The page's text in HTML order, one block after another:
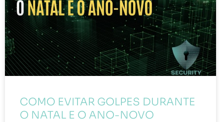
COMO EVITAR GOLPES DURANTE
O NATAL E O ANO-NOVO